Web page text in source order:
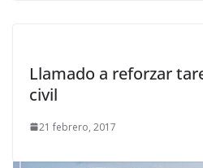
Llamado a reforzar
civil
21 febrero, 2017